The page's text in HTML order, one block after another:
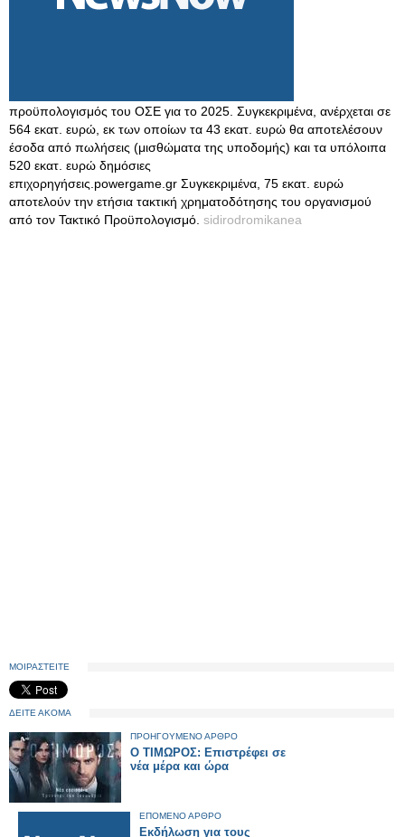
προϋπολογισμός του ΟΣΕ για το 2025. Συγκεκριμένα, ανέρχεται σε
564 εκατ. ευρώ, εκ των οποίων τα 43 εκατ. ευρώ θα αποτελέσουν
έσοδα από πωλήσεις (μισθώματα της υποδομής) και τα υπόλοιπα
520 εκατ. ευρώ δημόσιες
επιχορηγήσεις.powergame.gr Συγκεκριμένα, 75 εκατ. ευρώ
αποτελούν την ετήσια τακτική χρηματοδότησης του οργανισμού
από τον Τακτικό Προϋπολογισμό. sidirodromikanea
ΜΟΙΡΑΣΤΕΙΤΕ
ΔΕΙΤΕ ΑΚΟΜΑ
ΠΡΟΗΓΟΥΜΕΝΟ ΑΡΘΡΟ
Ο ΤΙΜΩΡΟΣ: Επιστρέφει σε
νέα μέρα και ώρα
ΕΠΟΜΕΝΟ ΑΡΘΡΟ
Εκδήλωση για τους